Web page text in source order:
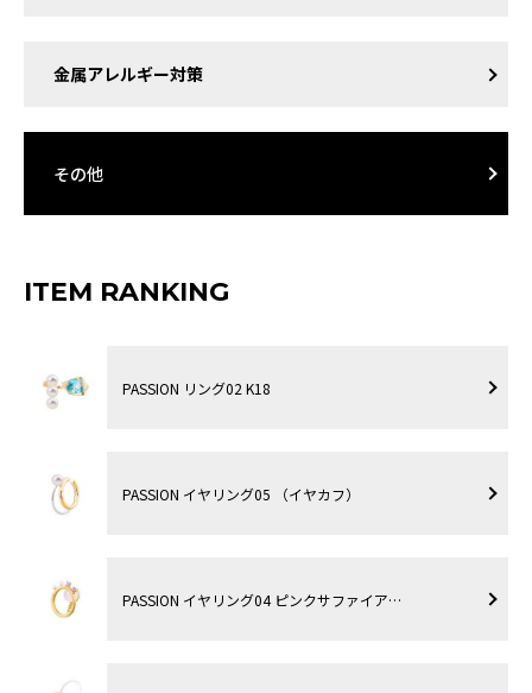
金属アレルギー対策
その他
ITEM RANKING
PASSION リング02 K18
PASSION イヤリング05 （イヤカフ）
PASSION イヤリング04 ピンクサファイア…